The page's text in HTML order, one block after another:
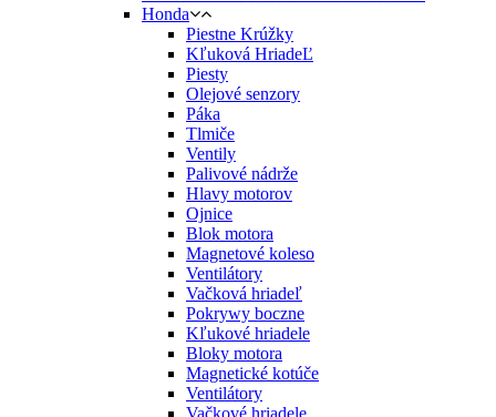
Honda
Piestne Krúžky
Kľuková HriadeĽ
Piesty
Olejové senzory
Páka
Tlmiče
Ventily
Palivové nádrže
Hlavy motorov
Ojnice
Blok motora
Magnetové koleso
Ventilátory
Vačková hriadeľ
Pokrywy boczne
Kľukové hriadele
Bloky motora
Magnetické kotúče
Ventilátory